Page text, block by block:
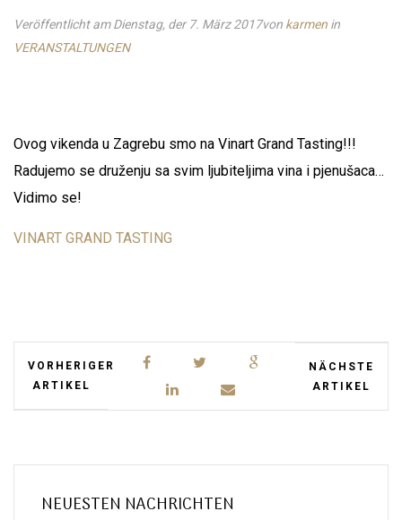
Veröffentlicht am Dienstag, der 7. März 2017von karmen in
VERANSTALTUNGEN
Ovog vikenda u Zagrebu smo na Vinart Grand Tasting!!!
Radujemo se druženju sa svim ljubiteljima vina i pjenušaca…
Vidimo se!
VINART GRAND TASTING
VORHERIGER
ARTIKEL
NÄCHSTE
ARTIKEL
NEUESTEN NACHRICHTEN